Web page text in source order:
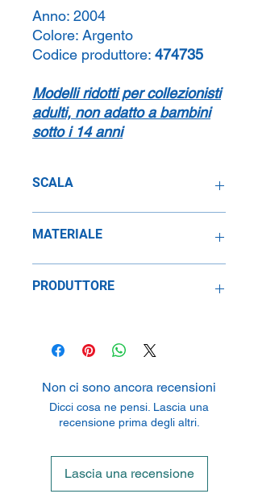
Anno: 2004
Colore: Argento
Codice produttore: 474735
Modelli ridotti per collezionisti
adulti, non adatto a bambini
sotto i 14 anni
SCALA
MATERIALE
PRODUTTORE
Velin, France
Non ci sono ancora recensioni
Dicci cosa ne pensi. Lascia una
recensione prima degli altri.
Lascia una recensione